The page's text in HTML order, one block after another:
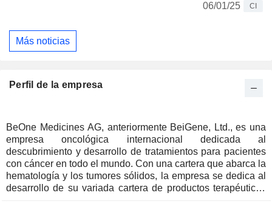
06/01/25
CI
Más noticias
Perfil de la empresa
BeOne Medicines AG, anteriormente BeiGene, Ltd., es una
empresa oncológica internacional dedicada al
descubrimiento y desarrollo de tratamientos para pacientes
con cáncer en todo el mundo. Con una cartera que abarca la
hematología y los tumores sólidos, la empresa se dedica al
desarrollo de su variada cartera de productos terapéuticos